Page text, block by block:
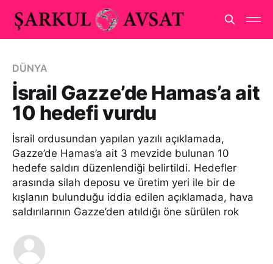
DÜNYA
İsrail Gazze’de Hamas’a ait
10 hedefi vurdu
İsrail ordusundan yapılan yazılı açıklamada,
Gazze’de Hamas’a ait 3 mevzide bulunan 10
hedefe saldırı düzenlendiği belirtildi. Hedefler
arasında silah deposu ve üretim yeri ile bir de
kışlanın bulunduğu iddia edilen açıklamada, hava
saldırılarının Gazze’den atıldığı öne sürülen rok